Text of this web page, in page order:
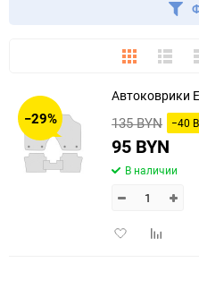
Плитка
−29%
Автоковрики
135 BYN −40
95 BYN
В наличии
ДобавитьДобавить